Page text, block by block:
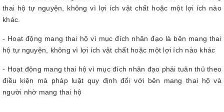
thai hộ tự nguyện, không vì lợi ích vật chất hoặc một lợi ích nào
khác.
- Hoạt động mang thai hộ vì mục đích nhân đạo là bên mang thai
hộ tự nguyện, không vì lợi ích vật chất hoặc một lợi ích nào khác
- Hoạt động mang thai hộ vì mục đích nhân đạo phải tuân thủ theo
điều kiện mà pháp luật quy định đối với bên mang thai hộ và
người nhờ mang thai hộ